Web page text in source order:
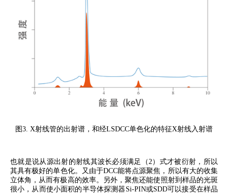
图 3. X射线管的出射谱，和经LSDCC单色化的特征X射线入射谱
也就是说从源出射的射线其波长必须满足（2）式才被衍射，所以
其具有极好的单色化。又由于DCC能将点源聚焦，所以有大的收集
立体角，从而有极高的效率。另外，聚焦还能使照射到样品的光斑
很小，从而使小面积的半导体探测器 Si-PIN或SDD可以接受在样品